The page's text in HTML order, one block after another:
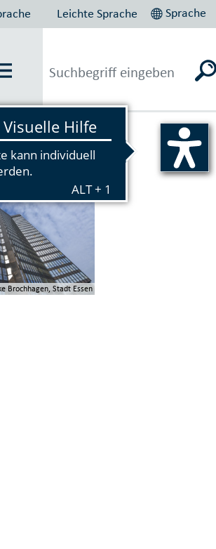
Leichte Sprache Sprache
Brochhagen, Stadt Essen